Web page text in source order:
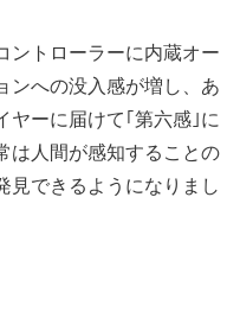
ントローラーに内蔵オー
ンへの没入感が増し、あ
ヤーに届けて｢第六感｣に
は人間が感知することの
見できるようになりまし